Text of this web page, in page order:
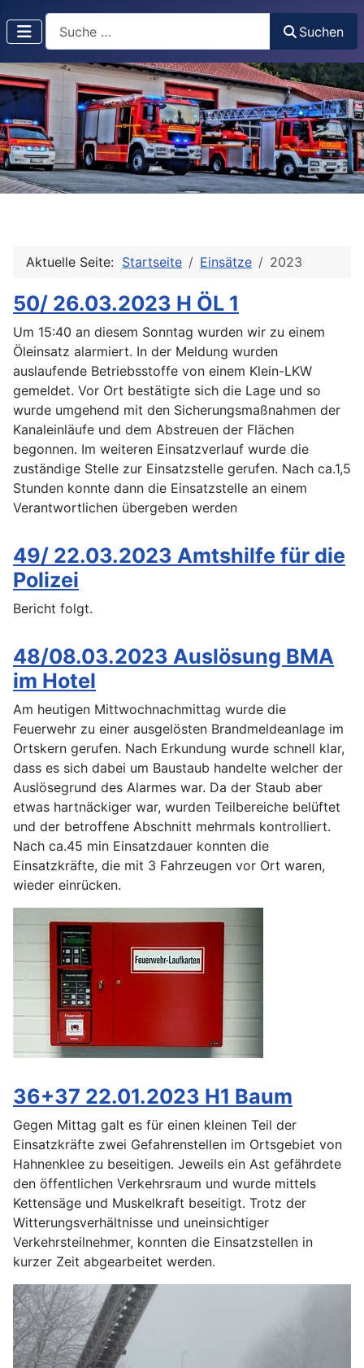
Suchen
Aktuelle Seite: Startseite Einsätze 2023
50/ 26.03.2023 H ÖL 1
Um 15:40 an diesem Sonntag wurden wir zu einem
Öleinsatz alarmiert. In der Meldung wurden
auslaufende Betriebsstoffe von einem Klein-LKW
gemeldet. Vor Ort bestätigte sich die Lage und so
wurde umgehend mit den Sicherungsmaßnahmen der
Kanaleinläufe und dem Abstreuen der Flächen
begonnen. Im weiteren Einsatzverlauf wurde die
zuständige Stelle zur Einsatzstelle gerufen. Nach ca.1,5
Stunden konnte dann die Einsatzstelle an einem
Verantwortlichen übergeben werden
49/ 22.03.2023 Amtshilfe für die
Polizei
Bericht folgt.
48/08.03.2023 Auslösung BMA
im Hotel
Am heutigen Mittwochnachmittag wurde die
Feuerwehr zu einer ausgelösten Brandmeldeanlage im
Ortskern gerufen. Nach Erkundung wurde schnell klar,
dass es sich dabei um Baustaub handelte welcher der
Auslösegrund des Alarmes war. Da der Staub aber
etwas hartnäckiger war, wurden Teilbereiche belüftet
und der betroffene Abschnitt mehrmals kontrolliert.
Nach ca.45 min Einsatzdauer konnten die
Einsatzkräfte, die mit 3 Fahrzeugen vor Ort waren,
wieder einrücken.
36+37 22.01.2023 H1 Baum
Gegen Mittag galt es für einen kleinen Teil der
Einsatzkräfte zwei Gefahrenstellen im Ortsgebiet von
Hahnenklee zu beseitigen. Jeweils ein Ast gefährdete
den öffentlichen Verkehrsraum und wurde mittels
Kettensäge und Muskelkraft beseitigt. Trotz der
Witterungsverhältnisse und uneinsichtiger
Verkehrsteilnehmer, konnten die Einsatzstellen in
kurzer Zeit abgearbeitet werden.